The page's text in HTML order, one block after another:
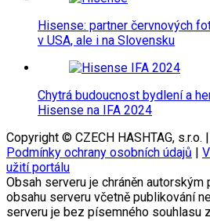
Hisense: partner červnových
v USA, ale i na Slovensku
Chytrá budoucnost bydlení a
Hisense na IFA 2024
Copyright © CZECH HASHTAG, s.r.o.
Podmínky ochrany osobních údajů
užití portálu
Obsah serveru je chráněn
obsahu serveru včetně publikování
serveru je bez písemného souhlasu